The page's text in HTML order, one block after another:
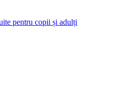
pentru copii și adulți